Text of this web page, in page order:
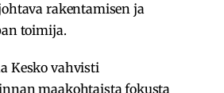
rakentamisen ja
toimija.
Kesko vahvisti
maakohtaista fokusta